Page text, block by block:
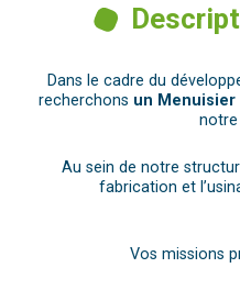
Dans le cadre du
recherchons un Menuisier
notre
Au sein de notre
fabrication et
Vos missions